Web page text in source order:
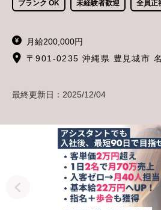
ブランク OK 未経験者歓迎 全員正
月給200,000円
〒901-0235 沖縄県 豊見城市
最終更新日： 2025/12/04